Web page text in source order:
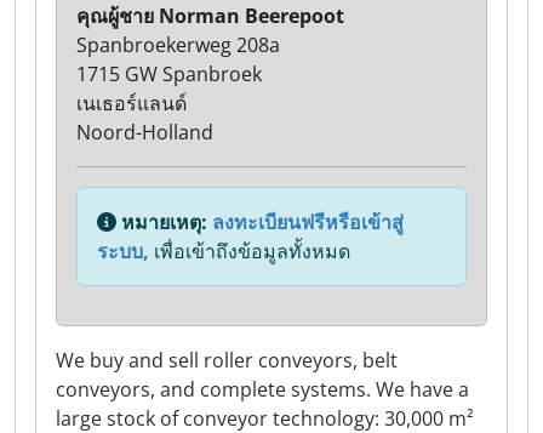
We buy and sell roller conveyors, belt
conveyors, and complete systems. We have a
large stock of conveyor technology: 30,000 m²
คุณผู้ชาย Norman Beerepoot
Spanbroekerweg 208a
1715 GW Spanbroek
เนเธอร์แลนด์
Noord-Holland
หมายเหตุ: ลงทะเบียนฟรีหรือเข้าสู่
ระบบ, เพื่อเข้าถึงข้อมูลทั้งหมด